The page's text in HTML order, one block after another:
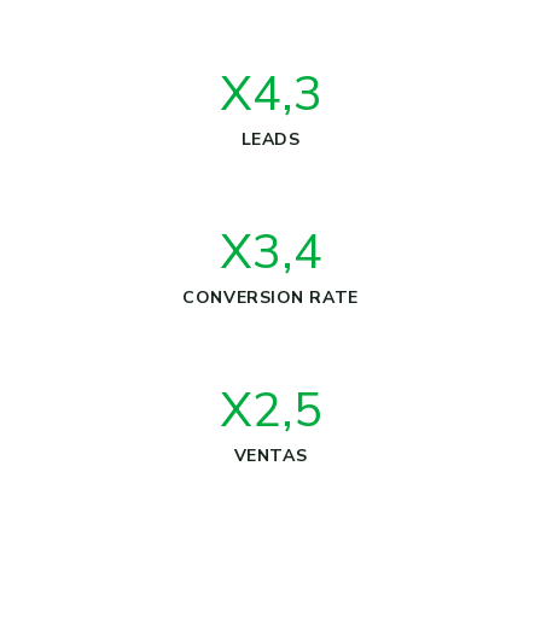
X4,3
LEADS
X3,4
CONVERSION RATE
X2,5
VENTAS